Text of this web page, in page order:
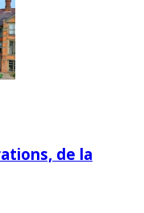
de la